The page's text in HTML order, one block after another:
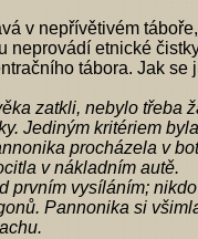
v nepřívětivém
neprovádí etnické
tábora. Jak se
zatkli, nebylo třeba
Jediným kritériem
procházela v
v nákladním autě.
prvním vysíláním;
Pannonika si